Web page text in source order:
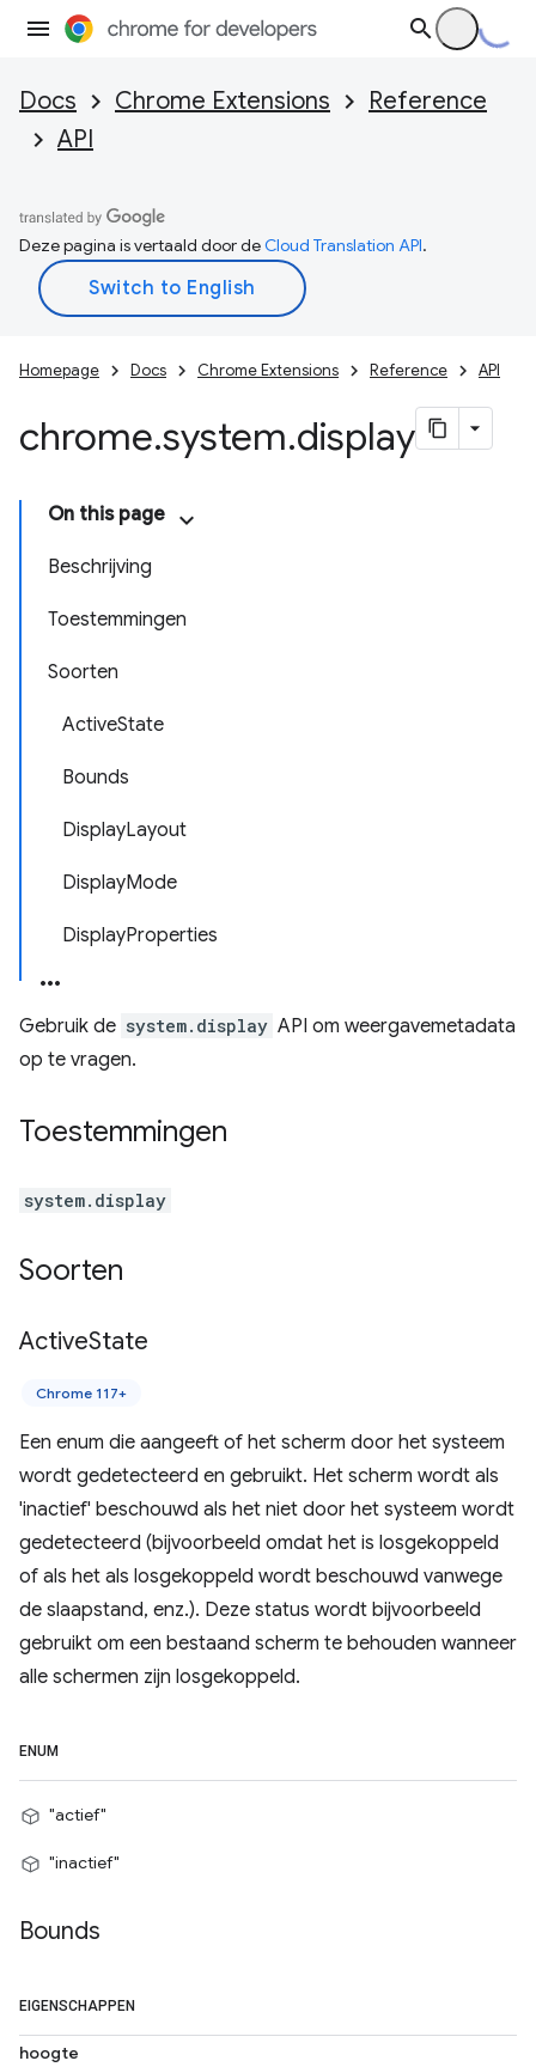
Docs Chrome Extensions
Reference
API
Deze pagina is vertaald door deCloud Translation API.
Homepage Docs Chrome Extensions Reference API
chrome.system.display
On this page
Beschrijving
Toestemmingen
Soorten
ActiveState
Bounds
DisplayLayout
DisplayMode
DisplayProperties
Gebruik de system.display API om weergavemetadata
op te vragen.
Toestemmingen
system.display
Soorten
ActiveState
Chrome 117+
Een enum die aangeeft of het scherm door het systeem
wordt gedetecteerd en gebruikt. Het scherm wordt als
'inactief' beschouwd als het niet door het systeem wordt
gedetecteerd (bijvoorbeeld omdat het is losgekoppeld
of als het als losgekoppeld wordt beschouwd vanwege
de slaapstand, enz.). Deze status wordt bijvoorbeeld
gebruikt om een ​​bestaand scherm te behouden wanneer
alle schermen zijn losgekoppeld.
ENUM
"actief"
"inactief"
Bounds
EIGENSCHAPPEN
hoogte